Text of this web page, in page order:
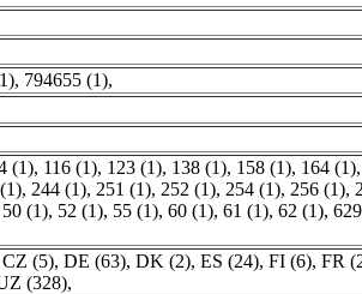
, 794655 (1),
(1), 116 (1), 123 (1), 138 (1), 158 (1), 164 (1),
, 244 (1), 251 (1), 252 (1), 254 (1), 256 (1),
50 (1), 52 (1), 55 (1), 60 (1), 61 (1), 62 (1),
CZ (5), DE (63), DK (2), ES (24), FI (6), FR
(328),